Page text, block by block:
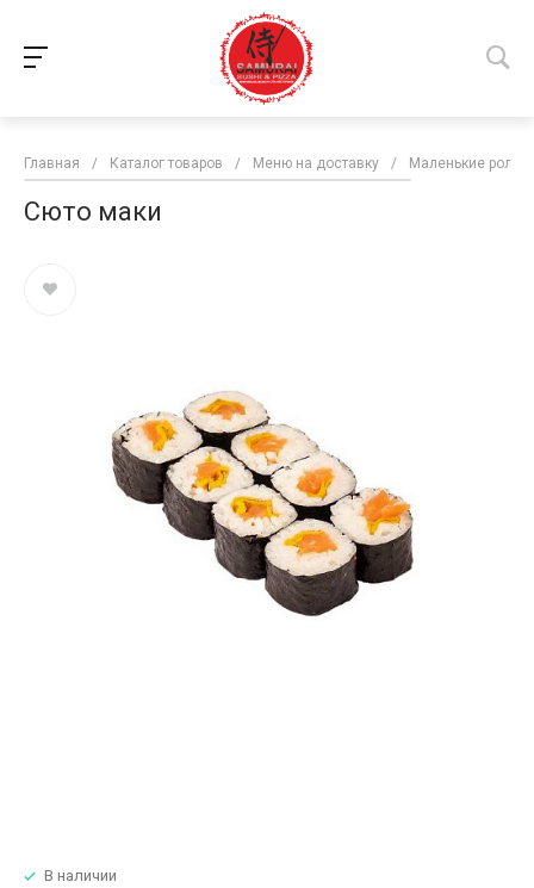
Главная / Каталог товаров / Меню на доставку / Маленькие роллы
Сюто маки
В наличии